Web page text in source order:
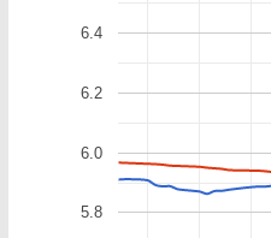
5.8
6.0
6.2
6.4